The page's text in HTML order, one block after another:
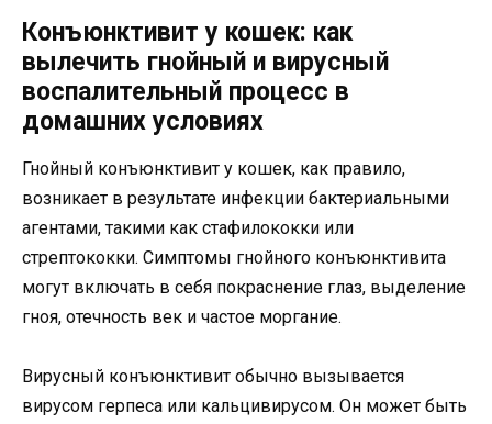
Конъюнктивит у кошек: как
вылечить гнойный и вирусный
воспалительный процесс в
домашних условиях
Гнойный конъюнктивит у кошек, как правило,
возникает в результате инфекции бактериальными
агентами, такими как стафилококки или
стрептококки. Симптомы гнойного конъюнктивита
могут включать в себя покраснение глаз, выделение
гноя, отечность век и частое моргание.
Вирусный конъюнктивит обычно вызывается
вирусом герпеса или кальцивирусом. Он может быть